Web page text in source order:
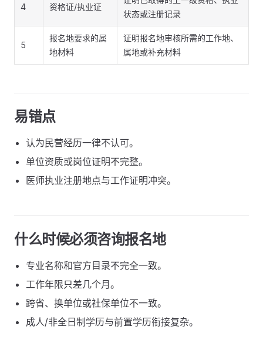
4 资格证/执业证
状态或注册记录
5
报名地要求的属
地材料
证明报名地审核所需的工作地、
属地或补充材料
易错点
认为民营经历一律不认可。
单位资质或岗位证明不完整。
医师执业注册地点与工作证明冲突。
什么时候必须咨询报名地
专业名称和官方目录不完全一致。
工作年限只差几个月。
跨省、换单位或社保单位不一致。
成人/非全日制学历与前置学历衔接复杂。